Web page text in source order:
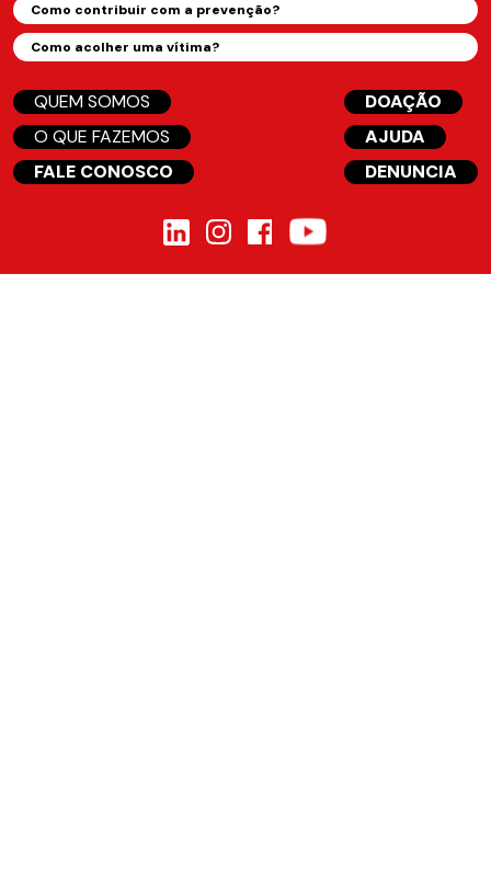
Como contribuir com a prevenção?
Como acolher uma vítima?
QUEM SOMOS
O QUE FAZEMOS
FALE CONOSCO
DOAÇÃO
AJUDA
DENUNCIA